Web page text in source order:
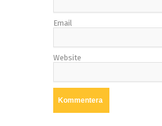
Email
Website